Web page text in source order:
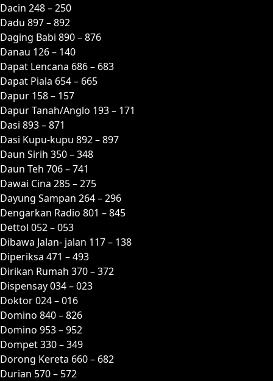
Dacin 248 – 250
Dadu 897 – 892
Daging Babi 890 – 876
Danau 126 – 140
Dapat Lencana 686 – 683
Dapat Piala 654 – 665
Dapur 158 – 157
Dapur Tanah/Anglo 193 – 171
Dasi 893 – 871
Dasi Kupu-kupu 892 – 897
Daun Sirih 350 – 348
Daun Teh 706 – 741
Dawai Cina 285 – 275
Dayung Sampan 264 – 296
Dengarkan Radio 801 – 845
Dettol 052 – 053
Dibawa Jalan- jalan 117 – 138
Diperiksa 471 – 493
Dirikan Rumah 370 – 372
Dispensay 034 – 023
Doktor 024 – 016
Domino 840 – 826
Domino 953 – 952
Dompet 330 – 349
Dorong Kereta 660 – 682
Durian 570 – 572